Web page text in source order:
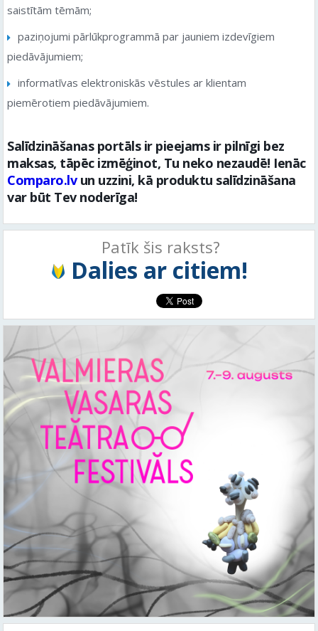
saistītām tēmām;
paziņojumi pārlūkprogrammā par jauniem izdevīgiem
piedāvājumiem;
informatīvas elektroniskās vēstules ar klientam
piemērotiem piedāvājumiem.
Salīdzināšanas portāls ir pieejams ir pilnīgi bez
maksas, tāpēc izmēģinot, Tu neko nezaudē! Ienāc
Comparo.lvun uzzini, kā produktu salīdzināšana
var būt Tev noderīga!
Patīk šis raksts?
Dalies ar citiem!